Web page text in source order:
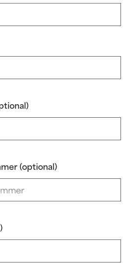
(optional)